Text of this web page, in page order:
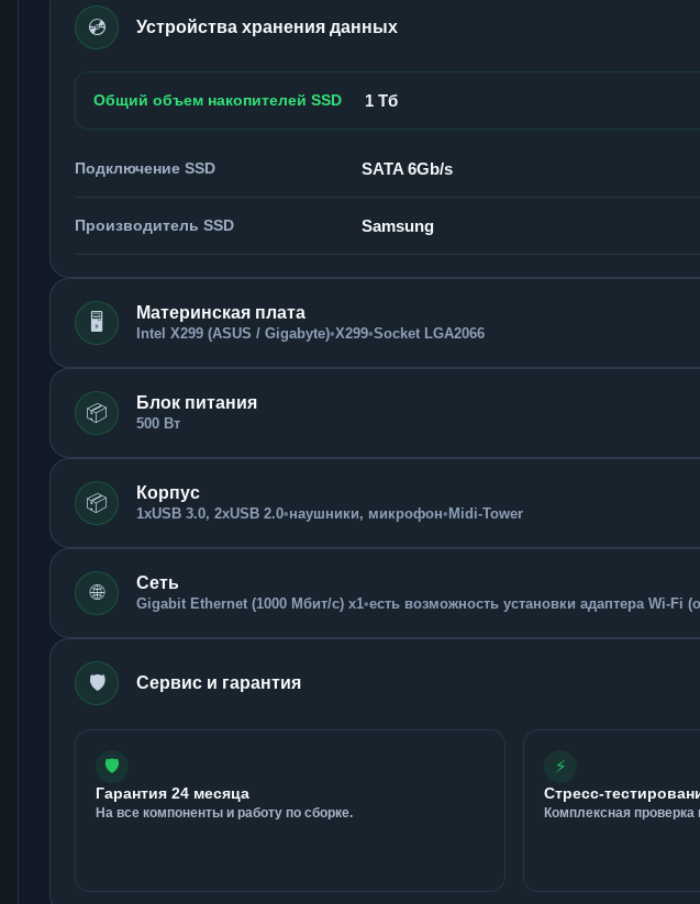
💿 Устройства хранения данных
Общий объем накопителей SSD 1 Тб
Подключение SSD SATA 6Gb/s
Производитель SSD Samsung
🖥️ Материнская плата
Intel X299 (ASUS / Gigabyte)•X299•Socket LGA2066
📦 Блок питания
500 Вт
📦 Корпус
1xUSB 3.0, 2xUSB 2.0•наушники, микрофон• Midi-Tower
🌐 Сеть
Gigabit Ethernet (1000 Мбит/с) x1•есть возможность установки адаптера Wi-Fi
🛡️ Сервис и гарантия
🛡️
Гарантия 24 месяца
На все компоненты и работу по сборке.
⚡
Стресс-
Комплексная проверка